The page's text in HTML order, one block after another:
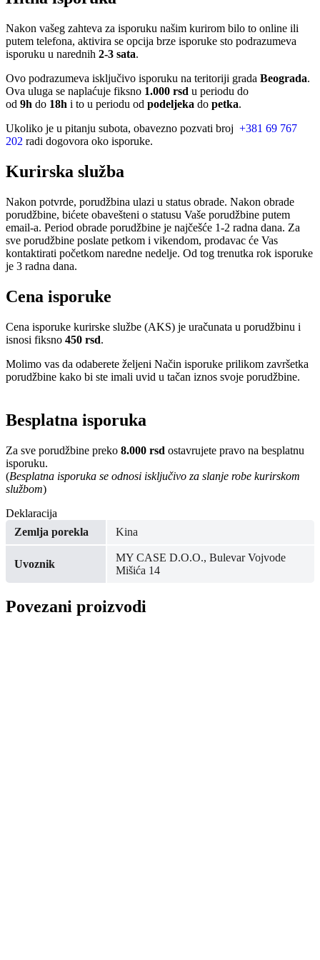
Nakon vašeg zahteva za isporuku našim kurirom bilo to online ili
putem telefona, aktivira se opcija brze isporuke sto podrazumeva
isporuku u narednih 2-3 sata.
Ovo podrazumeva isključivo isporuku na teritoriji grada Beograda.
Ova uluga se naplaćuje fiksno 1.000 rsd u periodu do
od 9h do 18h i to u periodu od podeljeka do petka.
Ukoliko je u pitanju subota, obavezno pozvati broj +381 69 767
202 radi dogovora oko isporuke.
Kurirska služba
Nakon potvrde, porudžbina ulazi u status obrade. Nakon obrade
porudžbine, bićete obavešteni o statusu Vaše porudžbine putem
email-a. Period obrade porudžbine je najčešće 1-2 radna dana. Za
sve porudžbine poslate petkom i vikendom, prodavac će Vas
kontaktirati početkom naredne nedelje. Od tog trenutka rok isporuke
je 3 radna dana.
Cena isporuke
Cena isporuke kurirske službe (AKS) je uračunata u porudžbinu i
isnosi fiksno 450 rsd.
Molimo vas da odaberete željeni Način isporuke prilikom završetka
porudžbine kako bi ste imali uvid u tačan iznos svoje porudžbine.
Besplatna isporuka
Za sve porudžbine preko 8.000 rsd ostavrujete pravo na besplatnu
isporuku.
(Besplatna isporuka se odnosi isključivo za slanje robe kurirskom
službom)
Deklaracija
Zemlja porekla
Kina
Uvoznik
MY CASE D.O.O., Bulevar Vojvode
Mišića 14
Povezani proizvodi